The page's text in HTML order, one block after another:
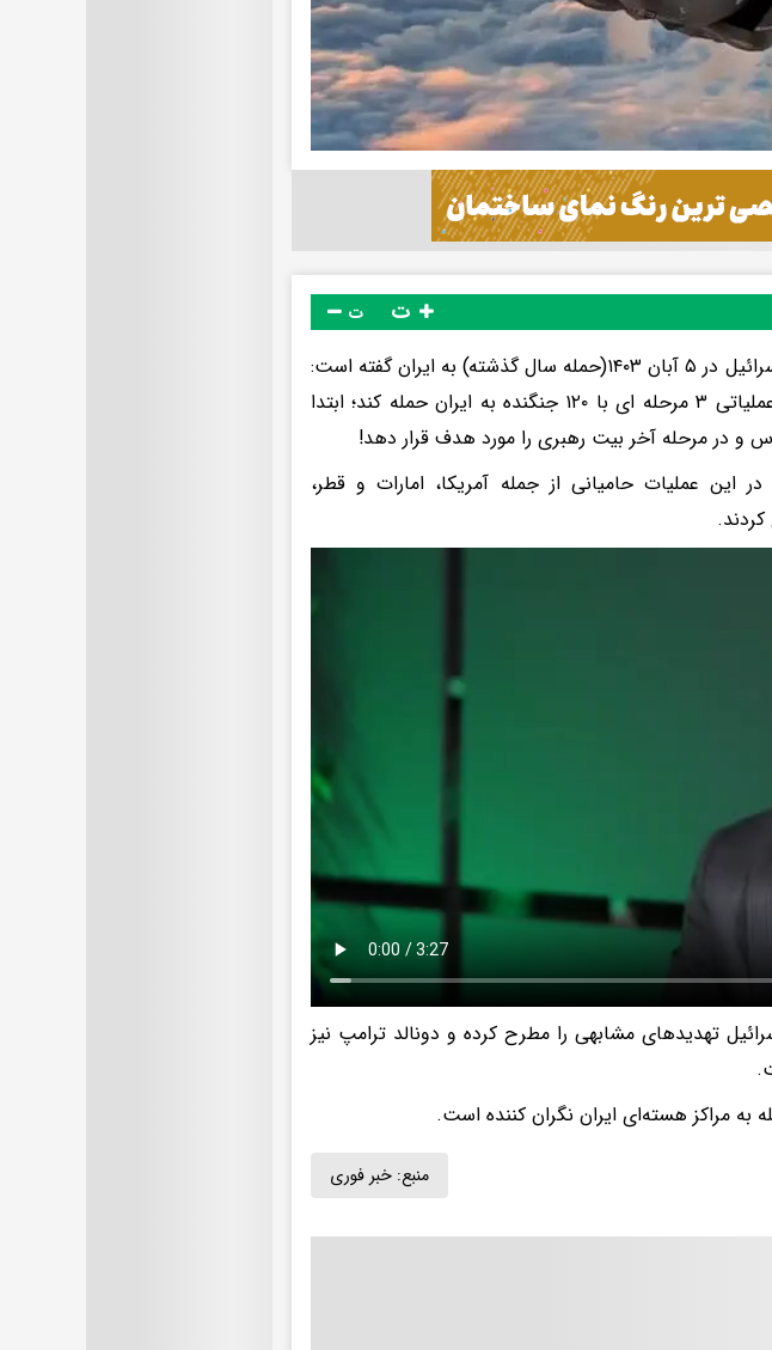
ت
کامران غضنفری، نمانیده مجلس درباره نقشه اسرائیل در ۵ آبان ۱۴۰۳(حمله سال گذشته) به ایران گفته است:
اسرائیل بعد از وعده صادق٢، قصد داشت با عملیاتی ٣ مرحله ای با ١٢٠ جنگنده به ایران حمله کند؛ ابتدا
و در مرحله‌ آخر بیت رهبری را مورد هدف قرار دهد!
این عملیات حامیانی از جمله آمریکا، امارات و قطر،
تهدیدهای مشابهی را مطرح کرده و دونالد ترامپ نیز
به مراکز هسته‌ای ایران نگران کننده است.
منبع: خبر فوری